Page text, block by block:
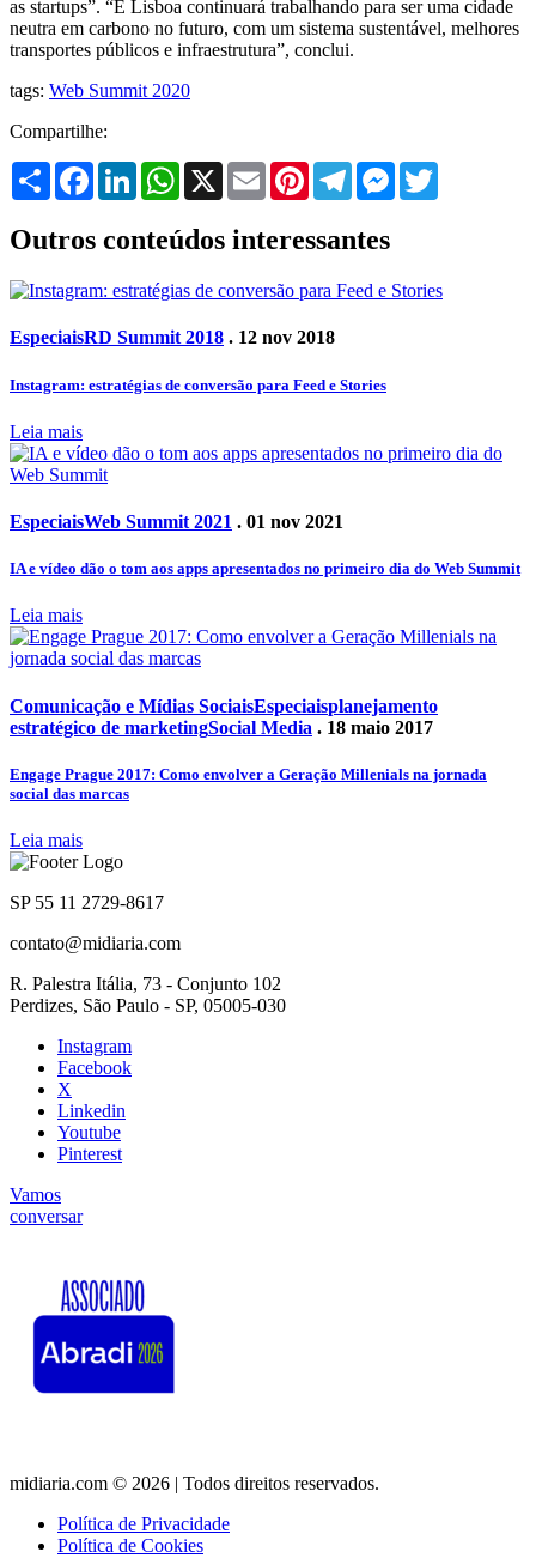
as startups”. “E Lisboa continuará trabalhando para ser uma cidade
neutra em carbono no futuro, com um sistema sustentável, melhores
transportes públicos e infraestrutura”, conclui.
tags: Web Summit 2020
Compartilhe:
Share FacebookLinkedInWhatsApp
X Email PinterestTelegramMessenger
Outros conteúdos interessantes
EspeciaisRD Summit 2018 . 12 nov 2018
Instagram: estratégias de conversão para Feed e Stories
Leia mais
EspeciaisWeb Summit 2021 . 01 nov 2021
IA e vídeo dão o tom aos apps apresentados no primeiro dia do Web Summit
Leia mais
Comunicação e Mídias SociaisEspeciaisplanejamento
estratégico de marketingSocial Media . 18 maio 2017
Engage Prague 2017: Como envolver a Geração Millenials na jornada
social das marcas
Leia mais
SP 55 11 2729-8617
contato@midiaria.com
R. Palestra Itália, 73 - Conjunto 102
Perdizes, São Paulo - SP, 05005-030
Instagram
Facebook
X
Linkedin
Youtube
Pinterest
Vamos
conversar
midiaria.com © 2026 | Todos direitos reservados.
Política de Privacidade
Política de Cookies